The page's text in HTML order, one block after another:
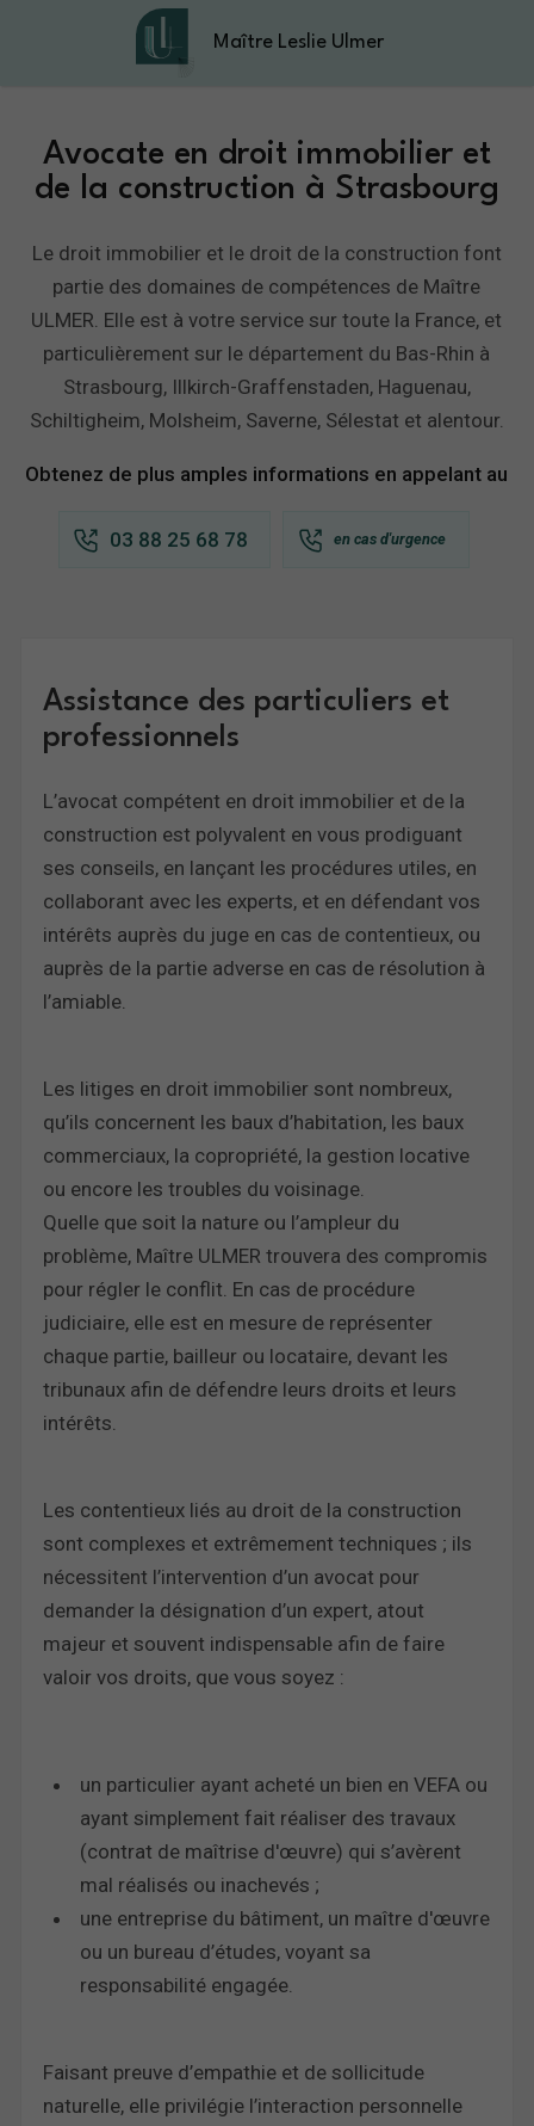
Maître Leslie Ulmer
Avocate en droit immobilier et
de la construction à Strasbourg
Le droit immobilier et le droit de la construction font
partie des domaines de compétences de Maître
ULMER. Elle est à votre service sur toute la France, et
particulièrement sur le département du Bas-Rhin à
Strasbourg, Illkirch-Graffenstaden, Haguenau,
Schiltigheim, Molsheim, Saverne, Sélestat et alentour.
Obtenez de plus amples informations en appelant au
03 88 25 68 78
Assistance des particuliers et
professionnels
L’avocat compétent en droit immobilier et de la
construction est polyvalent en vous prodiguant
ses conseils, en lançant les procédures utiles, en
collaborant avec les experts, et en défendant vos
intérêts auprès du juge en cas de contentieux, ou
auprès de la partie adverse en cas de résolution à
l’amiable.
Les litiges en droit immobilier sont nombreux,
qu’ils concernent les baux d’habitation, les baux
commerciaux, la copropriété, la gestion locative
ou encore les troubles du voisinage.
Quelle que soit la nature ou l’ampleur du
problème, Maître ULMER trouvera des compromis
pour régler le conflit. En cas de procédure
judiciaire, elle est en mesure de représenter
chaque partie, bailleur ou locataire, devant les
tribunaux afin de défendre leurs droits et leurs
intérêts.
Les contentieux liés au droit de la construction
sont complexes et extrêmement techniques ; ils
nécessitent l’intervention d’un avocat pour
demander la désignation d’un expert, atout
majeur et souvent indispensable afin de faire
valoir vos droits, que vous soyez :
un particulier ayant acheté un bien en VEFA ou
ayant simplement fait réaliser des travaux
(contrat de maîtrise d'œuvre) qui s’avèrent
mal réalisés ou inachevés ;
une entreprise du bâtiment, un maître d'œuvre
ou un bureau d’études, voyant sa
responsabilité engagée.
Faisant preuve d’empathie et de sollicitude
naturelle, elle privilégie l’interaction personnelle